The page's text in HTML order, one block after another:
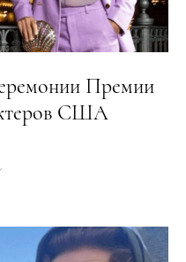
Премии
США